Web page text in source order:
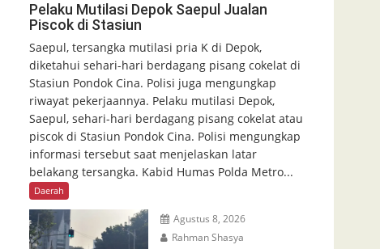
Pelaku Mutilasi Depok Saepul Jualan
Piscok di Stasiun
Saepul, tersangka mutilasi pria K di Depok,
diketahui sehari-hari berdagang pisang cokelat di
Stasiun Pondok Cina. Polisi juga mengungkap
riwayat pekerjaannya. Pelaku mutilasi Depok,
Saepul, sehari-hari berdagang pisang cokelat atau
piscok di Stasiun Pondok Cina. Polisi mengungkap
informasi tersebut saat menjelaskan latar
belakang tersangka. Kabid Humas Polda Metro...
Daerah
Agustus 8, 2026
Rahman Shasya